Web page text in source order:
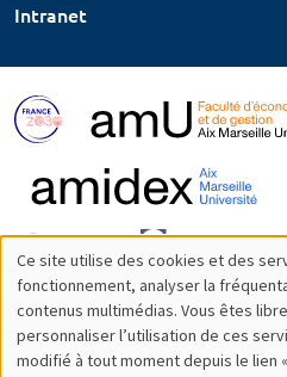
Intranet
Utilisation
des
Ce site utilise des cookies et des
fonctionnement, analyser la
contenus multimédias. Vous êtes
personnaliser l’utilisation de ces
modifié à tout moment depuis le lien